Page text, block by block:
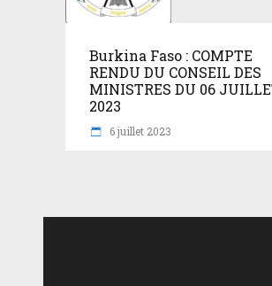
Burkina Faso : COMPTE
RENDU DU CONSEIL DES
MINISTRES DU 06
2023
6 juillet 2023